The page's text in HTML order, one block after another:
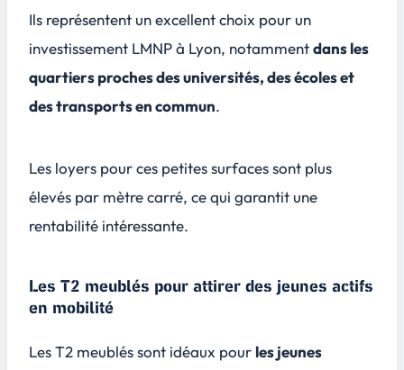
Ils représentent un excellent choix pour un
investissement LMNP à Lyon, notammentdans les
quartiers proches des universités, des écoles et
des transports en commun.
Les loyers pour ces petites surfaces sont plus
élevés par mètre carré, ce qui garantit une
rentabilité intéressante.
Les T2 meublés pour attirer des jeunes actifs
en mobilité
Les T2 meublés sont idéaux pour les jeunes